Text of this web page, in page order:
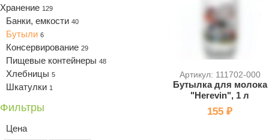
Хранение 129
Банки, емкости 40
Бутыли 6
Консервирование 29
Пищевые контейнеры 48
Хлебницы 5
Шкатулки 1
Фильтры
Цена
Артикул: 111702-000
Бутылка для молока
"Herevin", 1 л
155 ₽